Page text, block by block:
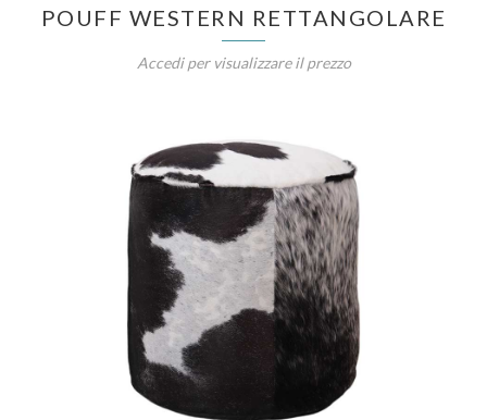
POUFF WESTERN RETTANGOLARE
Accedi per visualizzare il prezzo